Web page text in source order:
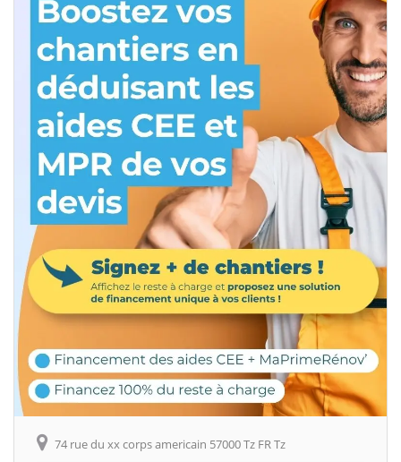
74 rue du xx corps americain 57000 Tz FR Tz